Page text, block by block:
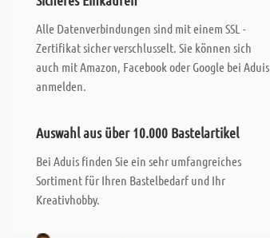
Alle Datenverbindungen sind mit einem SSL -
Zertifikat sicher verschlusselt. Sie können sich
auch mit Amazon, Facebook oder Google bei Aduis
anmelden.
Auswahl aus über 10.000 Bastelartikel
Bei Aduis finden Sie ein sehr umfangreiches
Sortiment für Ihren Bastelbedarf und Ihr
Kreativhobby.